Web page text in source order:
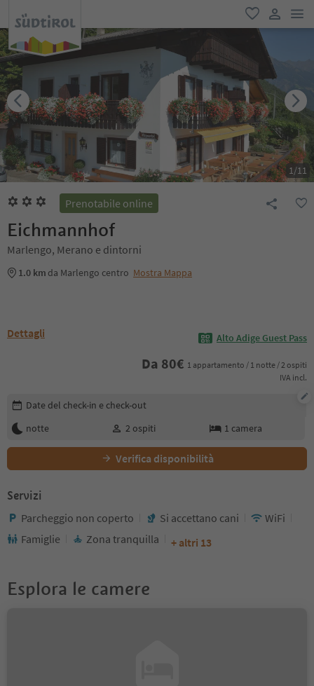
favoriti
user link
1/11
Prenotabile online
Eichmannhof
Marlengo, Merano e dintorni
1.0 km da Marlengo centro Mostra Mappa
Dettagli Alto Adige Guest Pass
Da 80€ 1 appartamento / 1 notte / 2 ospiti
IVA incl.
Modifica i dettagli della prenotazione
Date del check-in e check-out
notte
2 ospiti 1 camera
Verifica disponibilità
Servizi
Parcheggio non coperto Si accettano cani
WiFi
Famiglie
Zona tranquilla + altri 13
Esplora le camere